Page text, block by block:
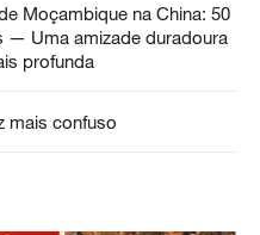
Moçambique na China: 50
— Uma amizade duradoura
profunda
mais confuso